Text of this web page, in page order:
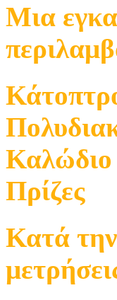
Μια
Πρίζες
Κατά